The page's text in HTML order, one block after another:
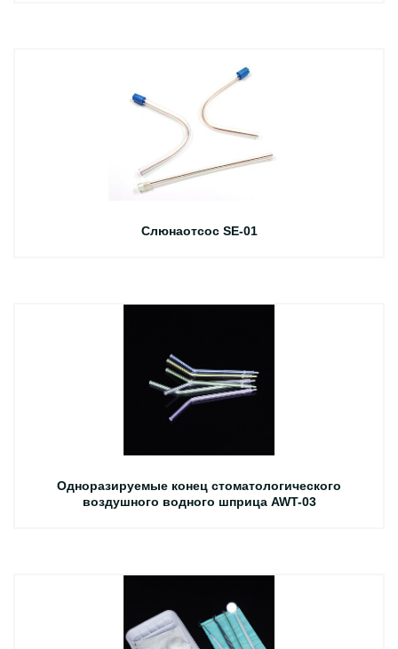
Слюнаотсос SE-01
Одноразируемые конец стоматологического
воздушного водного шприца AWT-03